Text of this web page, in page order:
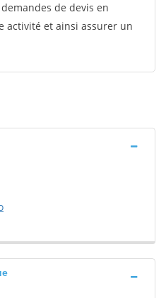
de devis en
activité et ainsi assurer un